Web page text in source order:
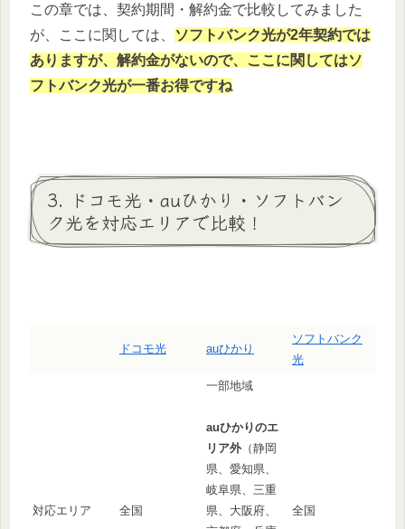
この章では、契約期間・解約金で比較してみました
が、ここに関しては、
ソフトバンク光が2年契約では
ありますが、解約金がないので、ここに関してはソ
フトバンク光が一番お得ですね
3. ドコモ光・auひかり・ソフトバン
ク光を対応エリアで比較！
ドコモ光 auひかり
ソフトバンク
光
対応エリア 全国
一部地域
auひかりのエ
リア外 （静岡
県、愛知県、
岐阜県、三重
県、大阪府、
全国